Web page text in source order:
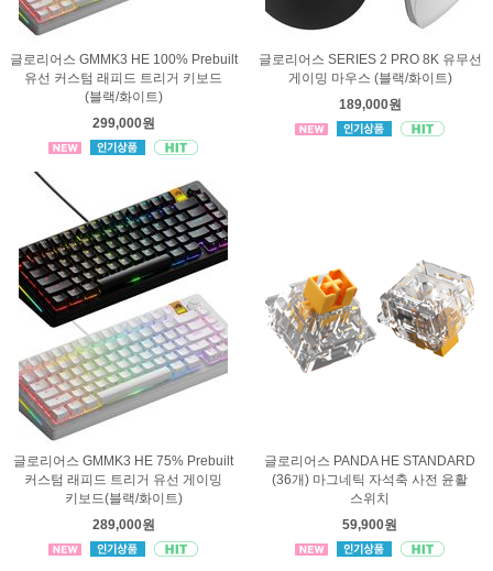
글로리어스 GMMK3 HE 100% Prebuilt
유선 커스텀 래피드 트리거 키보드
(블랙/화이트)
299,000원
글로리어스 SERIES 2 PRO 8K 유무선
게이밍 마우스 (블랙/화이트)
189,000원
글로리어스 GMMK3 HE 75% Prebuilt
커스텀 래피드 트리거 유선 게이밍
키보드(블랙/화이트)
289,000원
글로리어스 PANDA HE STANDARD
(36개) 마그네틱 자석축 사전 윤활
스위치
59,900원